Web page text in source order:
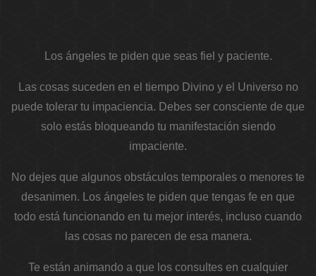
Los ángeles te piden que seas fiel y paciente.
Las cosas suceden en el tiempo Divino y el Universo no
puede tolerar tu impaciencia. Debes ser consciente de que
solo estás bloqueando tu manifestación siendo
impaciente.
No dejes que algunos obstáculos temporales o menores te
desanimen. Los ángeles te piden que tengas fe en que
todo está funcionando en tu mejor interés, incluso cuando
las cosas no parecen de esa manera.
Te están animando a que los consultes en cualquier